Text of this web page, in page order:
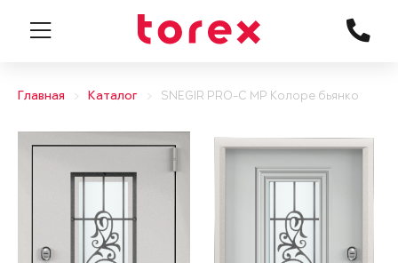
Главная Каталог SNEGIR PRO-C MP Колоре бьянко